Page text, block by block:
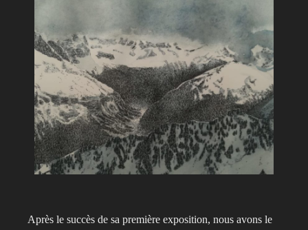
Après le succès de sa première exposition, nous avons le